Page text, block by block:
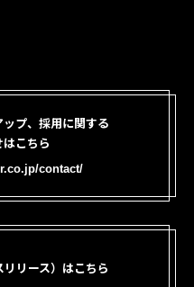
プ、採用に関する
こちら
contact/
リース）はこちら